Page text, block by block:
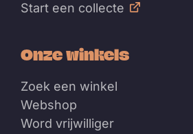
Start een collecte
Onze winkels
Zoek een winkel
Webshop
Word vrijwilliger